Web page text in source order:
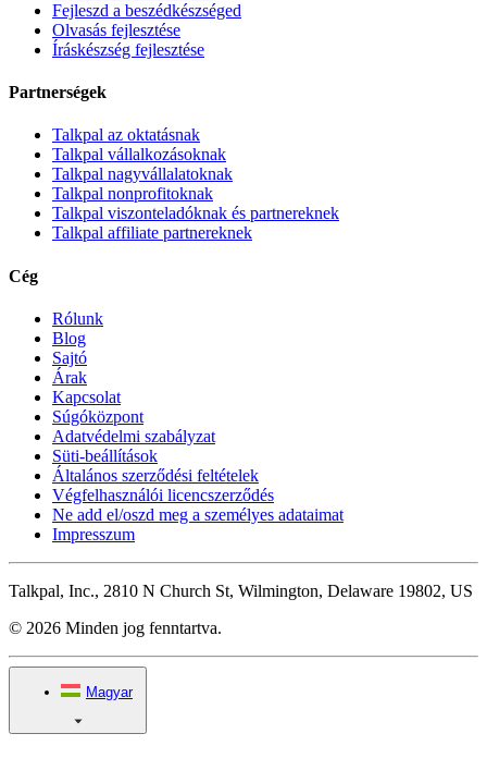
Fejleszd a beszédkészséged
Olvasás fejlesztése
Íráskészség fejlesztése
Partnerségek
Talkpal az oktatásnak
Talkpal vállalkozásoknak
Talkpal nagyvállalatoknak
Talkpal nonprofitoknak
Talkpal viszonteladóknak és partnereknek
Talkpal affiliate partnereknek
Cég
Rólunk
Blog
Sajtó
Árak
Kapcsolat
Súgóközpont
Adatvédelmi szabályzat
Süti-beállítások
Általános szerződési feltételek
Végfelhasználói licencszerződés
Ne add el/oszd meg a személyes adataimat
Impresszum
Talkpal, Inc., 2810 N Church St, Wilmington, Delaware 19802, US
© 2026 Minden jog fenntartva.
Magyar